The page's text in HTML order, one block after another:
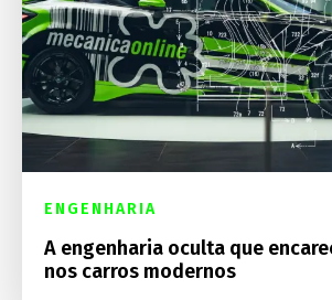
ENGENHARIA
A engenharia oculta que
nos carros modernos